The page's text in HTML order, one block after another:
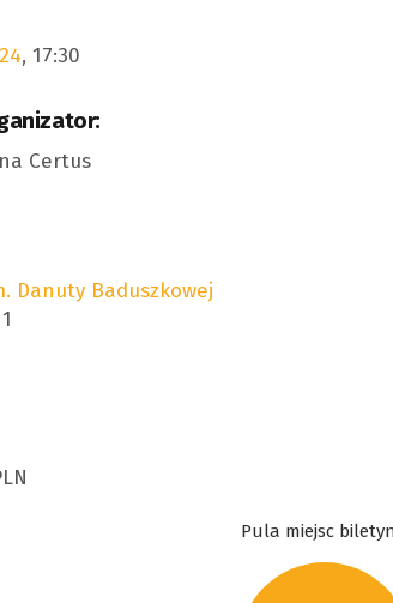
, 17:30
Certus
Danuty Baduszkowej
Pula miejsc